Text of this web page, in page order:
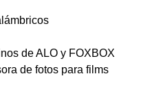
de ALO y FOXBOX
de fotos para films